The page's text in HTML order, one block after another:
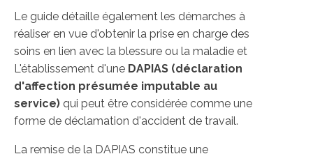
Le guide détaille également les démarches à
réaliser en vue d'obtenir la prise en charge des
soins en lien avec la blessure ou la maladie et
L'établissement d'une DAPIAS (déclaration
d'affection présumée imputable au
service) qui peut être considérée comme une
forme de déclamation d'accident de travail.
La remise de la DAPIAS constitue une